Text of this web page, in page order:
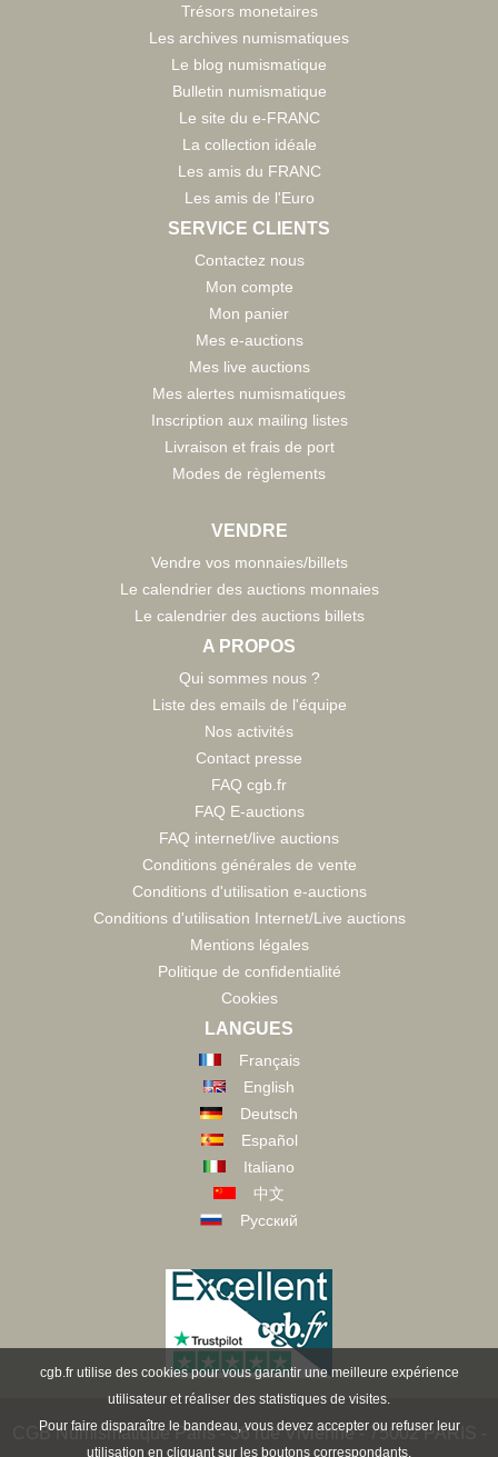
Trésors monetaires
Les archives numismatiques
Le blog numismatique
Bulletin numismatique
Le site du e-FRANC
La collection idéale
Les amis du FRANC
Les amis de l'Euro
SERVICE CLIENTS
Contactez nous
Mon compte
Mon panier
Mes e-auctions
Mes live auctions
Mes alertes numismatiques
Inscription aux mailing listes
Livraison et frais de port
Modes de règlements
VENDRE
Vendre vos monnaies/billets
Le calendrier des auctions monnaies
Le calendrier des auctions billets
A PROPOS
Qui sommes nous ?
Liste des emails de l'équipe
Nos activités
Contact presse
FAQ cgb.fr
FAQ E-auctions
FAQ internet/live auctions
Conditions générales de vente
Conditions d'utilisation e-auctions
Conditions d'utilisation Internet/Live auctions
Mentions légales
Politique de confidentialité
Cookies
LANGUES
Français
English
Deutsch
Español
Italiano
中文
Русский
CGB Numismatique Paris - 36 rue Vivienne - 75002 PARIS -
cgb.fr utilise des cookies pour vous garantir une meilleure expérience
utilisateur et réaliser des statistiques de visites.
Pour faire disparaître le bandeau, vous devez accepter ou refuser leur
utilisation en cliquant sur les boutons correspondants.